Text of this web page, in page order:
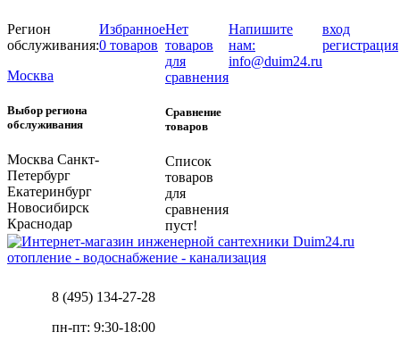
Регион
обслуживания:
Москва
Выбор региона
обслуживания
Москва Санкт-
Петербург
Екатеринбург
Новосибирск
Краснодар
Избранное
0 товаров
Нет
товаров
для
сравнения
Сравнение
товаров
Список
товаров
для
сравнения
пуст!
Напишите
нам:
info@duim24.ru
вход
регистрация
отопление - водоснабжение - канализация
8 (495) 134-27-28
пн-пт: 9:30-18:00